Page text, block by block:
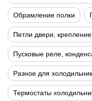
Обрамление полки
Петли двери, крепление
Пусковые реле,
Разное для
Термостаты